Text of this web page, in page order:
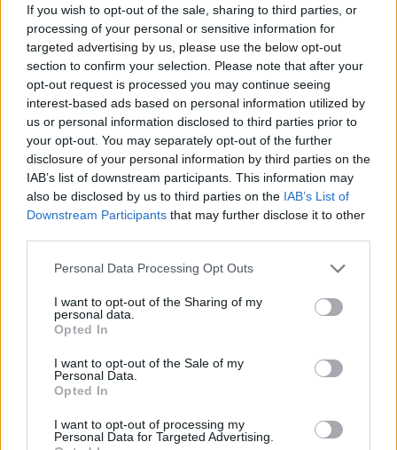
If you wish to opt-out of the sale, sharing to third parties, or
processing of your personal or sensitive information for
targeted advertising by us, please use the below opt-out
section to confirm your selection. Please note that after your
opt-out request is processed you may continue seeing
interest-based ads based on personal information utilized by
us or personal information disclosed to third parties prior to
your opt-out. You may separately opt-out of the further
disclosure of your personal information by third parties on the
IAB’s list of downstream participants. This information may
also be disclosed by us to third parties on the IAB’s List of
Downstream Participants that may further disclose it to other
Personal Data Processing Opt Outs
I want to opt-out of the Sharing of my
personal data.
Opted In
I want to opt-out of the Sale of my
Personal Data.
Opted In
I want to opt-out of processing my
Personal Data for Targeted Advertising.
Επειδή όμως οι απαιτήσεις στο βουνό είναι
μεγάλες, ο Αρκαδία 93.8σου θυμίζει ότι η
ασφάλεια του δικού σου αυτοκινήτου είναι το παν.
Μαζί μας στη μεγάλη μετάδοση του αγώνα είναι οι
ειδικοί της πόλης μας:
Για σίγουρο και εγγυημένο έλεγχο, το
μετά το γήπεδο του Αστέρα.